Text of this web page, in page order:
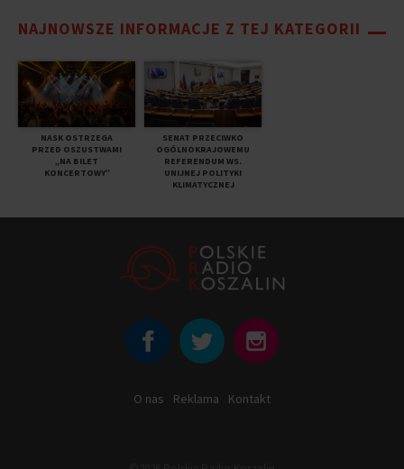
NAJNOWSZE INFORMACJE Z TEJ KATEGORII
NASK OSTRZEGA
PRZED OSZUSTWAMI
„NA BILET
KONCERTOWY”
SENAT PRZECIWKO
OGÓLNOKRAJOWEMU
REFERENDUM WS.
UNIJNEJ POLITYKI
KLIMATYCZNEJ
O nas Reklama Kontakt